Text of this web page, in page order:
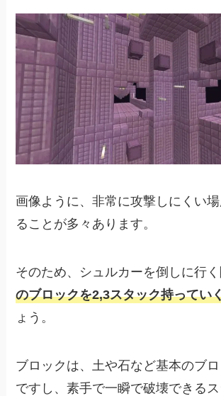
画像ように、非常に攻撃しにくい
ることが多々あります。
そのため、シュルカーを倒しに行
のブロックを2,3スタック持ってい
ょう。
ブロックは、土や石など基本のブ
ですし、素手で一瞬で破壊できる